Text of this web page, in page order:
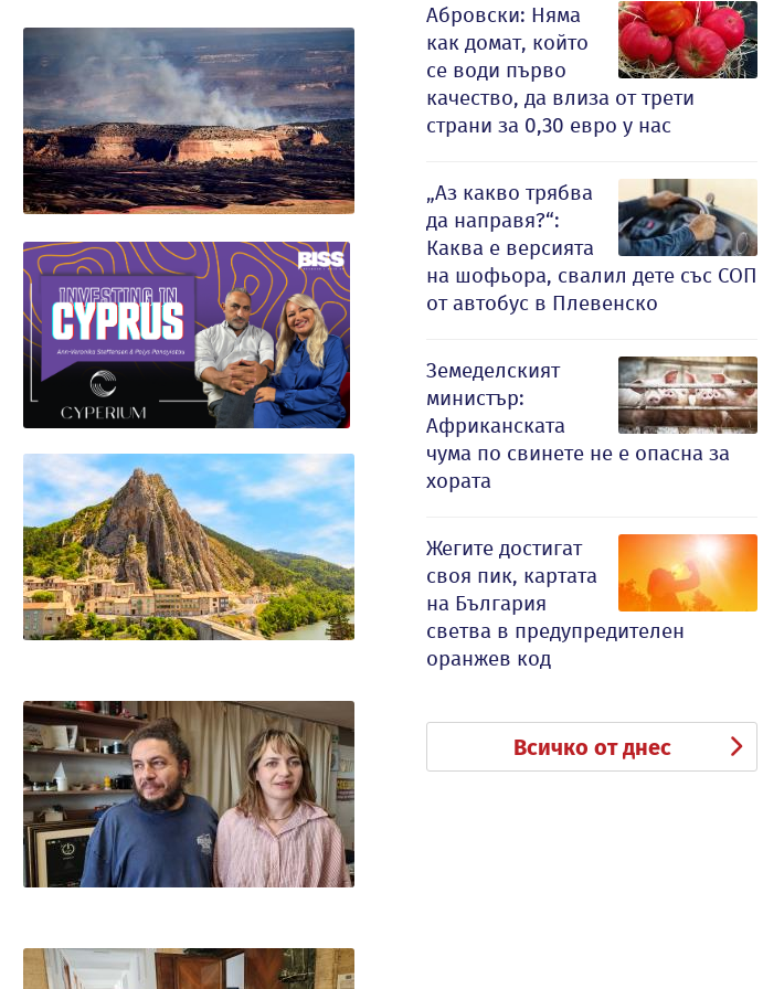
Абровски: Няма
как домат, който
се води първо
качество, да влиза от трети
страни за 0,30 евро у нас
„Аз какво трябва
да направя?“:
Каква е версията
на шофьора, свалил дете със СОП
от автобус в Плевенско
Земеделският
министър:
Африканската
чума по свинете не е опасна за
хората
Жегите достигат
своя пик, картата
на България
светва в предупредителен
оранжев код
Всичко от днес